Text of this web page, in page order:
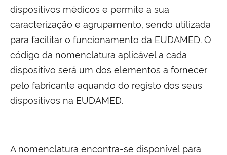
dispositivos médicos e permite a sua
caracterização e agrupamento, sendo utilizada
para facilitar o funcionamento da EUDAMED. O
código da nomenclatura aplicável a cada
dispositivo será um dos elementos a fornecer
pelo fabricante aquando do registo dos seus
dispositivos na EUDAMED.
A nomenclatura encontra-se disponível para